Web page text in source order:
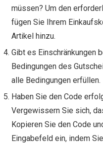
müssen? Um den
fügen Sie Ihrem
Artikel hinzu.
Gibt es Einschränkungen
Bedingungen des
alle Bedingungen erfüllen.
Haben Sie den Code
Vergewissern Sie sich,
Kopieren Sie den Code
Eingabefeld ein, indem